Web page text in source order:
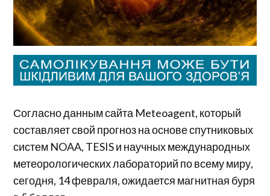
Согласно данным сайта Meteoagent, который
составляет свой прогноз на основе спутниковых
систем NOAA, TESIS и научных международных
метеорологических лабораторий по всему миру,
сегодня, 14 февраля, ожидается магнитная буря